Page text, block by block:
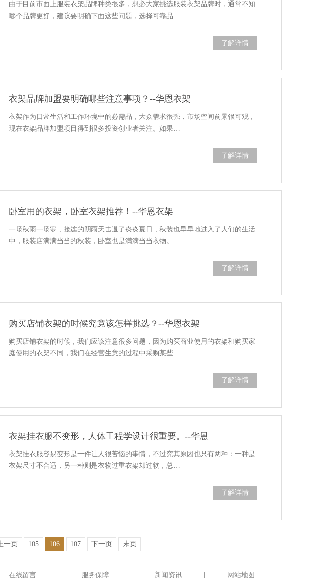
由于目前市面上服装衣架品牌种类很多，想必大家挑选服装衣架品牌时，通常不知
哪个品牌更好，建议要明确下面这些问题，选择可靠品…
了解详情
衣架品牌加盟要明确哪些注意事项？--华恩衣架
衣架作为日常生活和工作环境中的必需品，大众需求很强，市场空间前景很可观，
现在衣架品牌加盟项目得到很多投资创业者关注。如果…
了解详情
卧室用的衣架，卧室衣架推荐！--华恩衣架
一场秋雨一场寒，接连的阴雨天击退了炎炎夏日，秋装也早早地进入了人们的生活
中，服装店满满当当的秋装，卧室也是满满当当衣物。…
了解详情
购买店铺衣架的时候究竟该怎样挑选？--华恩衣架
购买店铺衣架的时候，我们应该注意很多问题，因为购买商业使用的衣架和购买家
庭使用的衣架不同，我们在经营生意的过程中采购某些…
了解详情
衣架挂衣服不变形，人体工程学设计很重要。--华恩
衣架挂衣服容易变形是一件让人很苦恼的事情，不过究其原因也只有两种：一种是
衣架尺寸不合适，另一种则是衣物过重衣架却过软，总…
了解详情
上一页 105 106 107 下一页 末页
在线留言 服务保障 新闻资讯 网站地图